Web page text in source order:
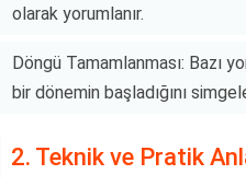
olarak yorumlanır.
Döngü Tamamlanması: Bazı
bir dönemin başladığını
2. Teknik ve Pratik